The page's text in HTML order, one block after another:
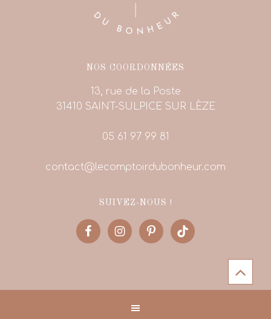
NOS COORDONNÉES
13, rue de la Poste
31410 SAINT-SULPICE SUR LÈZE
05 61 97 99 81
contact@lecomptoirdubonheur.com
SUIVEZ-NOUS !